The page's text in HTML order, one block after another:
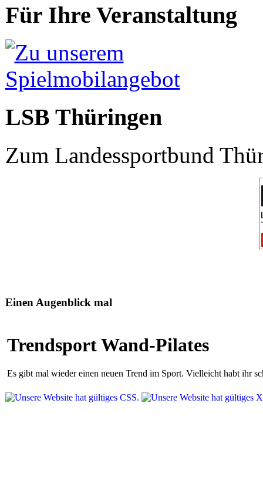
Für Ihre Veranstaltung
LSB Thüringen
Zum Landessportbund
Einen Augenblick mal
Trendsport Wand-Pilates
Es gibt mal wieder einen neuen Trend im Sport. Vielleicht habt ihr